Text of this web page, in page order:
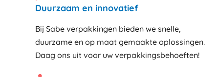
Duurzaam en innovatief
Bij Sabe verpakkingen bieden we snelle,
duurzame en op maat gemaakte oplossingen.
Daag ons uit voor uw verpakkingsbehoeften!